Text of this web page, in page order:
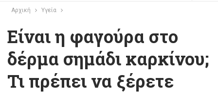
Αρχική Υγεία
Είναι η φαγούρα στο
δέρμα σημάδι καρκίνου;
Τι πρέπει να ξέρετε